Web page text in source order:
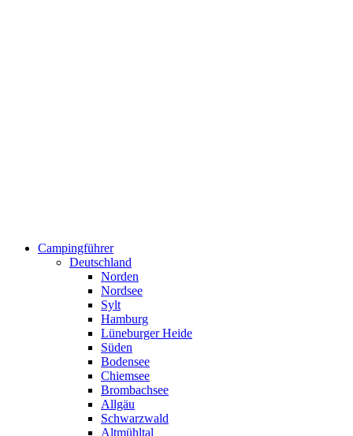
Campingführer
Deutschland
Norden
Nordsee
Sylt
Hamburg
Lüneburger Heide
Süden
Bodensee
Chiemsee
Brombachsee
Allgäu
Schwarzwald
Altmühltal